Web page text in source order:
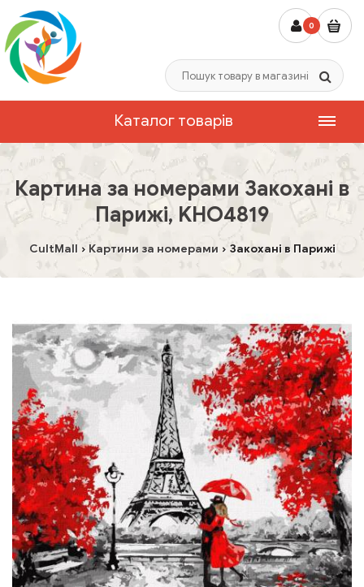
0
Каталог товарів
Картина за номерами Закохані в
Парижі, KHO4819
CultMall Картини за номерами Закохані в Парижі